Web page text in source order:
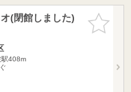
お気に入
りに追加
(閉館しました)
駅408m